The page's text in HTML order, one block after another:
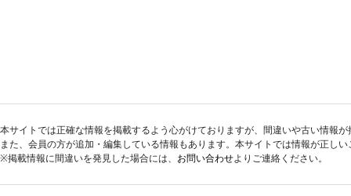
本サイトでは正確な情報を掲載するよう心がけておりますが、間違いや古い情報
また、会員の方が追加・編集している情報もあります。本サイトでは情報が正し
※掲載情報に間違いを発見した場合には、 お問い合わせよりご連絡ください。